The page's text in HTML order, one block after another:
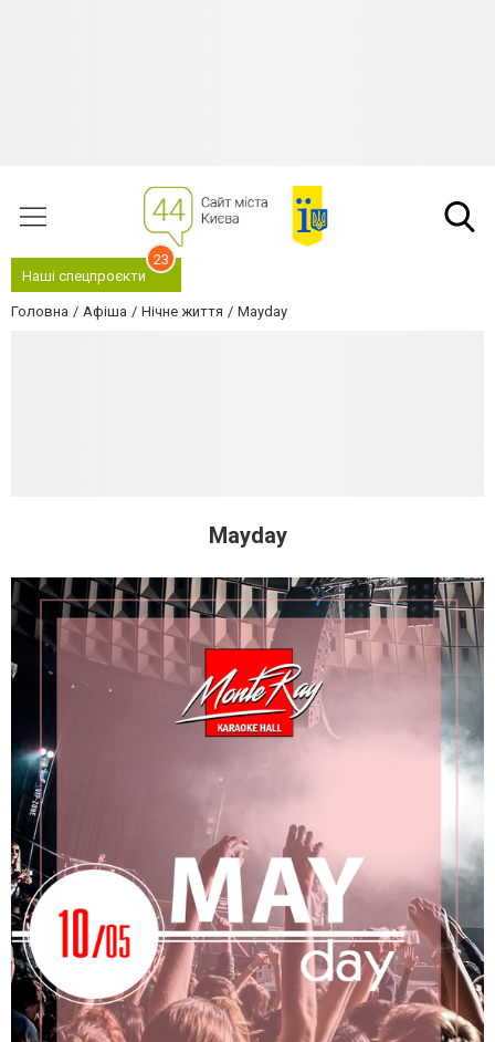
Наші спецпроєкти
23
Головна Афіша Нічне життя Mayday
Mayday